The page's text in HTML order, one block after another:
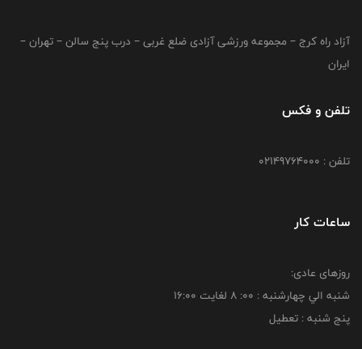
آزاد راه کرج – مجموعه ورزشی آزادی ضلع غربی – درب پنج سالن – تهران –
ایران
تلفن و فکس
تلفن : 02149764000
ساعات کار
روزهای عادی:
شنبه الي چهارشنبه : 00: 8 لغايت 16:00
پنج شنبه : تعطیل